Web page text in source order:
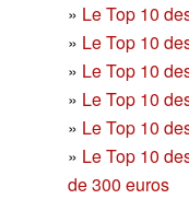
» Le Top 10
» Le Top 10
» Le Top 10
» Le Top 10
» Le Top 10
» Le Top 10
de 300 euros